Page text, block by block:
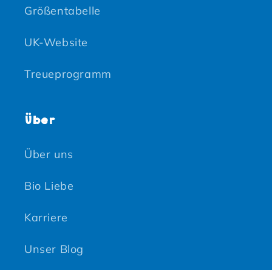
Größentabelle
UK-Website
Treueprogramm
Über
Über uns
Bio Liebe
Karriere
Unser Blog